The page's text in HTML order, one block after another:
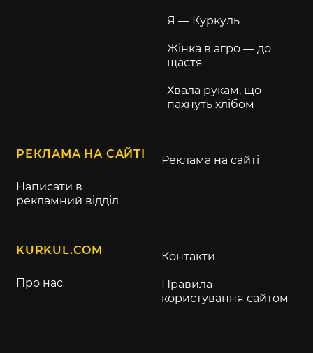
Я — Куркуль
Жінка в агро — до
щастя
Хвала рукам, що
пахнуть хлібом
РЕКЛАМА НА САЙТІ
Написати в
рекламний відділ
Реклама на сайті
KURKUL.COM
Про нас
Контакти
Правила
користування сайтом